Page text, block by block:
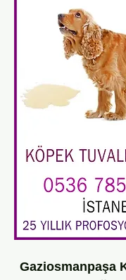
Gaziosmanpaşa